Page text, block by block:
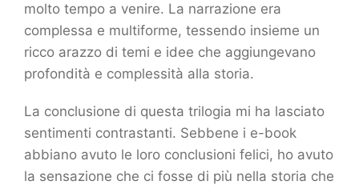
molto tempo a venire. La narrazione era
complessa e multiforme, tessendo insieme un
ricco arazzo di temi e idee che aggiungevano
profondità e complessità alla storia.
La conclusione di questa trilogia mi ha lasciato
sentimenti contrastanti. Sebbene i e-book
abbiano avuto le loro conclusioni felici, ho avuto
la sensazione che ci fosse di più nella storia che